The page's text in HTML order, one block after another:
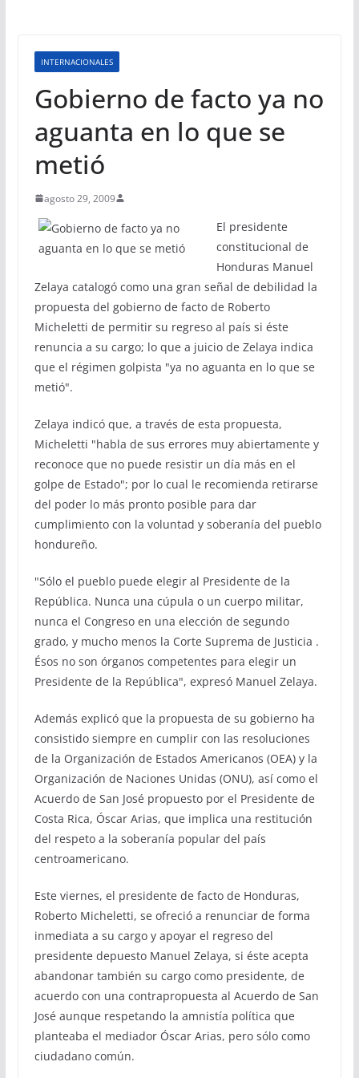
INTERNACIONALES
Gobierno de facto ya no
aguanta en lo que se
metió
agosto 29, 2009
El presidente
constitucional de
Honduras Manuel
Zelaya catalogó como una gran señal de debilidad la
propuesta del gobierno de facto de Roberto
Micheletti de permitir su regreso al país si éste
renuncia a su cargo; lo que a juicio de Zelaya indica
que el régimen golpista "ya no aguanta en lo que se
metió".
Zelaya indicó que, a través de esta propuesta,
Micheletti "habla de sus errores muy abiertamente y
reconoce que no puede resistir un día más en el
golpe de Estado"; por lo cual le recomienda retirarse
del poder lo más pronto posible para dar
cumplimiento con la voluntad y soberanía del pueblo
hondureño.
"Sólo el pueblo puede elegir al Presidente de la
República. Nunca una cúpula o un cuerpo militar,
nunca el Congreso en una elección de segundo
grado, y mucho menos la Corte Suprema de Justicia .
Ésos no son órganos competentes para elegir un
Presidente de la República", expresó Manuel Zelaya.
Además explicó que la propuesta de su gobierno ha
consistido siempre en cumplir con las resoluciones
de la Organización de Estados Americanos (OEA) y la
Organización de Naciones Unidas (ONU), así como el
Acuerdo de San José propuesto por el Presidente de
Costa Rica, Óscar Arias, que implica una restitución
del respeto a la soberanía popular del país
centroamericano.
Este viernes, el presidente de facto de Honduras,
Roberto Micheletti, se ofreció a renunciar de forma
inmediata a su cargo y apoyar el regreso del
presidente depuesto Manuel Zelaya, si éste acepta
abandonar también su cargo como presidente, de
acuerdo con una contrapropuesta al Acuerdo de San
José aunque respetando la amnistía política que
planteaba el mediador Óscar Arias, pero sólo como
ciudadano común.